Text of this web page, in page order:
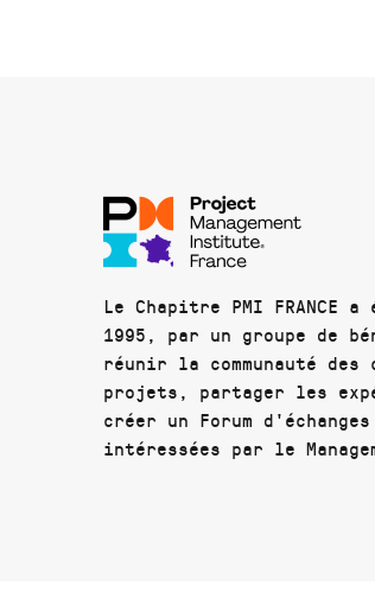
Le Chapitre PMI FRANCE
1995, par un groupe de
réunir la communauté des
projets, partager les
créer un Forum
intéressées par le